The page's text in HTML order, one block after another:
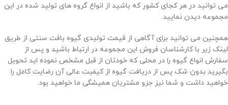
می توانید در هر کجای کشور که باشید از انواع گروه های تولید شده در این
مجموعه دیدن نمایید.
همچنین می توانید برای آگاهی از قیمت تولیدی گیوه بافت سنتی از طریق
لینک زیر با کارشناسان فروش این مجموعه در ارتباط باشید و پس از
سفارش انواع گیوه را در محلی که خودتان از قبل مشخص نموده اید تحویل
بگیرید بدون شک پس از دریافت گیوه از کیفیت عالی آن رضایت کامل را
خواهید داشت و شما نیز جزو مشتریان همیشگی ما خواهید بود.